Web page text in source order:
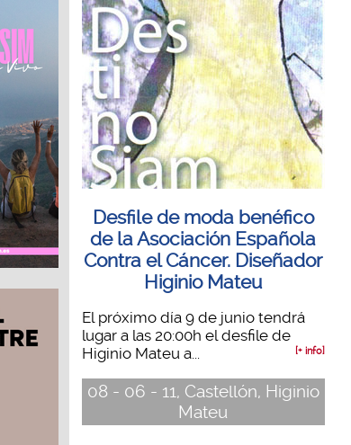
Desfile de moda benéfico
de la Asociación Española
Contra el Cáncer. Diseñador
Higinio Mateu
El próximo día 9 de junio tendrá
lugar a las 20:00h el desfile de
Higinio Mateu a...
[+ info]
08 - 06 - 11, Castellón, Higinio
Mateu